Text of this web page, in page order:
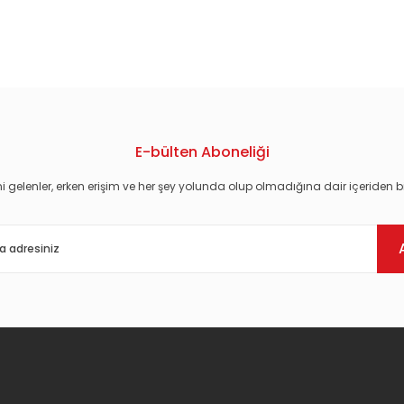
E-bülten Aboneliği
gelenler, erken erişim ve her şey yolunda olup olmadığına dair içeriden